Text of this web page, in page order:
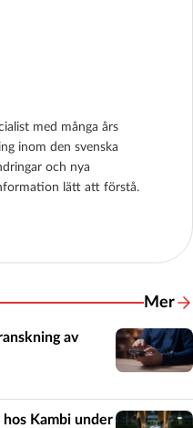
med många års
inom den svenska
och nya
lätt att förstå.
Mer
av
Kambi under